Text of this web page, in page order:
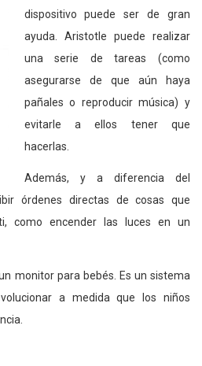
dispositivo puede ser de gran
ayuda. Aristotle puede realizar
una serie de tareas (como
asegurarse de que aún haya
pañales o reproducir música) y
evitarle a ellos tener que
hacerlas.
Además, y a diferencia del
órdenes directas de cosas que
como encender las luces en un
monitor para bebés. Es un sistema
a medida que los niños